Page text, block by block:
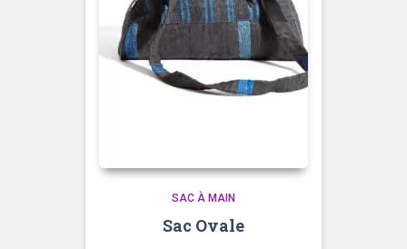
SAC À MAIN
Sac Ovale